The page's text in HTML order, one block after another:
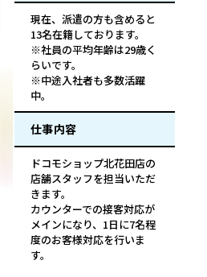
現在、派遣の方も含めると
13名在籍しております。
※社員の平均年齢は29歳く
らいです。
※中途入社者も多数活躍
中。
仕事内容
ドコモショップ北花田店の
店舗スタッフを担当いただ
きます。
カウンターでの接客対応が
メインになり、1日に7名程
度のお客様対応を行いま
す。